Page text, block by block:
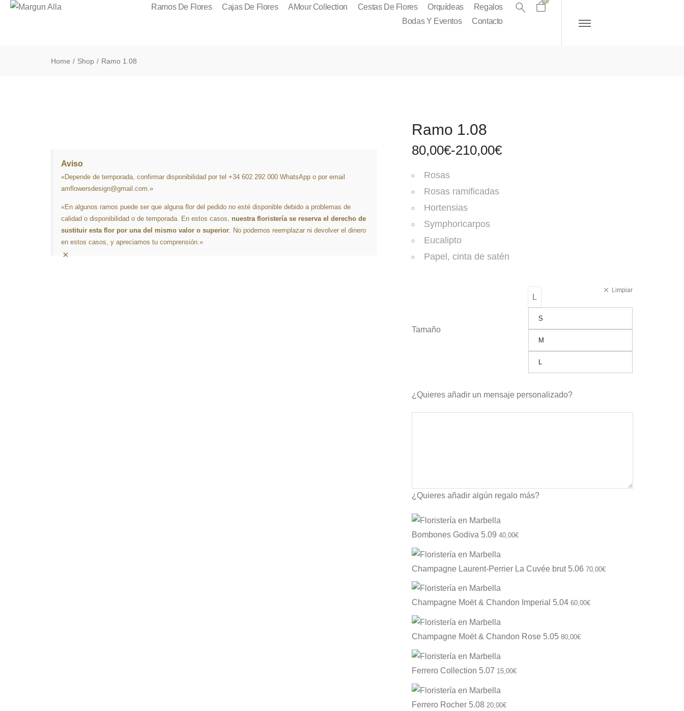
Ramos De Flores Cajas De Flores AMour Collection Cestas De Flores Orquídeas
Regalos
Bodas Y Eventos
Contacto
Home / Shop / Ramo 1.08
Aviso
«Depende de temporada, confirmar disponibilidad por tel +34 602 292 000 WhatsApp o por email
amflowersdesign@gmail.com.»
«En algunos ramos puede ser que alguna flor del pedido no esté disponible debido a problemas de
calidad o disponibilidad o de temporada. En estos casos, nuestra floristería se reserva el derecho de
sustituir esta flor por una del mismo valor o superior. No podemos reemplazar ni devolver el dinero
en estos casos, y apreciamos tu comprensión.»
×
Ramo 1.08
80,00€-210,00€
Rosas
Rosas ramificadas
Hortensias
Symphoricarpos
Eucalipto
Papel, cinta de satén
Tamaño
L
S
M
L
Limpiar
¿Quieres añadir un mensaje personalizado?
¿Quieres añadir algún regalo más?
Bombones Godiva 5.09 40,00€
Champagne Laurent-Perrier La Cuvée brut 5.06 70,00€
Champagne Moët & Chandon Imperial 5.04 60,00€
Champagne Moët & Chandon Rose 5.05 80,00€
Ferrero Collection 5.07 15,00€
Ferrero Rocher 5.08 20,00€